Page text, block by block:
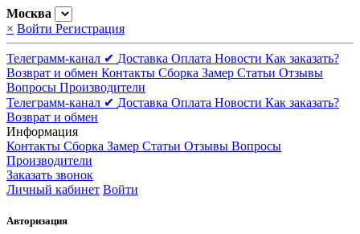
Москва
× Войти Регистрация
Телеграмм-канал ✔ Доставка Оплата Новости Как заказать?
Возврат и обмен Контакты Сборка Замер Статьи Отзывы
Вопросы Производители
Телеграмм-канал ✔ Доставка Оплата Новости Как заказать?
Возврат и обмен
Информация
Контакты Сборка Замер Статьи Отзывы Вопросы
Производители
Заказать звонок
Личный кабинет Войти
Авторизация